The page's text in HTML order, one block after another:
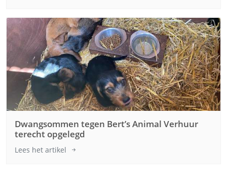
Dwangsommen tegen Bert’s Animal Verhuur
terecht opgelegd
Lees het artikel